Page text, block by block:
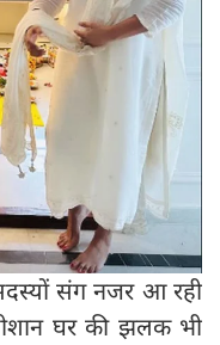
संग नजर आ रही
घर की झलक भी